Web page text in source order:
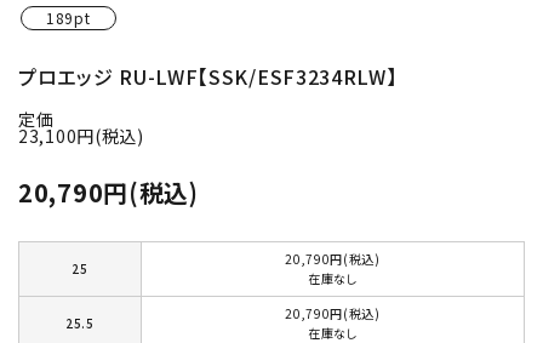
189pt
プロエッジ RU-LWF【SSK/ESF3234RLW】
定価
23,100円(税込)
20,790円(税込)
25
20,790円(税込)
在庫なし
25.5
20,790円(税込)
在庫なし